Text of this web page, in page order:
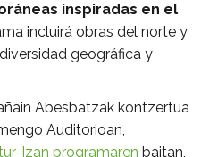
inspiradas en el
incluirá obras del norte y
geográfica y
Abesbatzak kontzertua
Auditorioan,
Izan programaren baitan,